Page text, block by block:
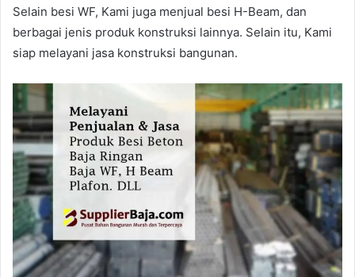
Selain besi WF, Kami juga menjual besi H-Beam, dan
berbagai jenis produk konstruksi lainnya. Selain itu, Kami
siap melayani jasa konstruksi bangunan.